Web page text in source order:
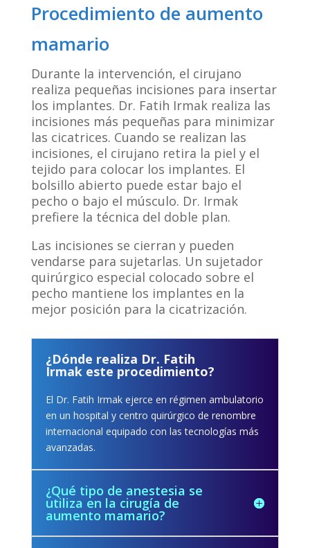
Procedimiento de aumento
mamario
Durante la intervención, el cirujano
realiza pequeñas incisiones para insertar
los implantes. Dr. Fatih Irmak realiza las
incisiones más pequeñas para minimizar
las cicatrices. Cuando se realizan las
incisiones, el cirujano retira la piel y el
tejido para colocar los implantes. El
bolsillo abierto puede estar bajo el
pecho o bajo el músculo. Dr. Irmak
prefiere la técnica del doble plan.
Las incisiones se cierran y pueden
vendarse para sujetarlas. Un sujetador
quirúrgico especial colocado sobre el
pecho mantiene los implantes en la
mejor posición para la cicatrización.
¿Dónde realiza Dr. Fatih
Irmak este procedimiento?
El Dr. Fatih Irmak ejerce en régimen ambulatorio
en un hospital y centro quirúrgico de renombre
internacional equipado con las tecnologías más
avanzadas.
¿Qué tipo de anestesia se
utiliza en la cirugía de
aumento mamario?